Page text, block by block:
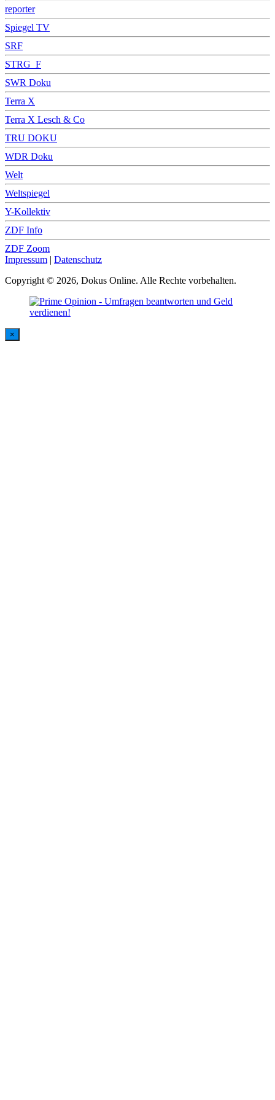
reporter
Spiegel TV
SRF
STRG_F
SWR Doku
Terra X
Terra X Lesch & Co
TRU DOKU
WDR Doku
Welt
Weltspiegel
Y-Kollektiv
ZDF Info
ZDF Zoom
Impressum | Datenschutz
Copyright © 2026, Dokus Online. Alle Rechte vorbehalten.
×